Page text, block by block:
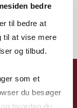
bedre
til bedre at
til at vise mere
og tilbud.
som et
du besøger
hvordan du